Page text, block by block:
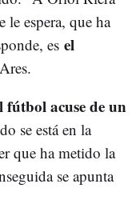
espera, que ha
es el
acuse de un
se está en la
que ha metido la
se apunta